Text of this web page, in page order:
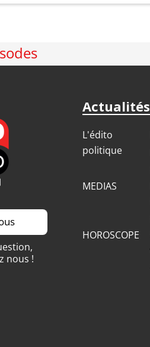
nous !
Actualités
L'édito
politique
MEDIAS
HOROSCOPE